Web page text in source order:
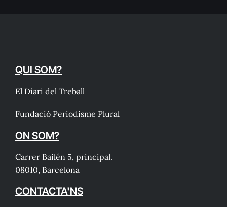
QUI SOM?
El Diari del Treball
Fundació Periodisme Plural
ON SOM?
Carrer Bailén 5, principal.
08010, Barcelona
CONTACTA'NS